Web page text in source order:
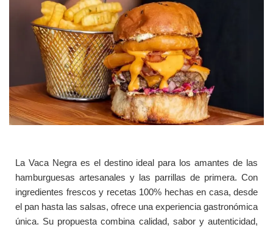
La Vaca Negra es el destino ideal para los amantes de las
hamburguesas artesanales y las parrillas de primera. Con
ingredientes frescos y recetas 100% hechas en casa, desde
el pan hasta las salsas, ofrece una experiencia gastronómica
única. Su propuesta combina calidad, sabor y autenticidad,